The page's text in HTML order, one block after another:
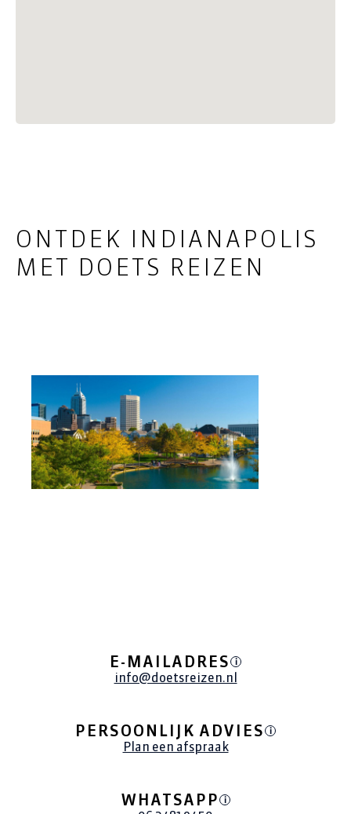
ONTDEK INDIANAPOLIS
MET DOETS REIZEN
E-MAILADRES i
info@doetsreizen.nl
PERSOONLIJK ADVIES i
Plan een afspraak
WHATSAPP i